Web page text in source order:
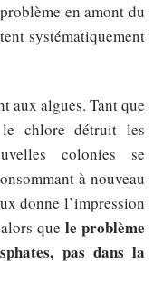
en amont du
systématiquement
aux algues. Tant que
le chlore détruit les
colonies se
à nouveau
donne l’impression
alors quele problème
pas dans la